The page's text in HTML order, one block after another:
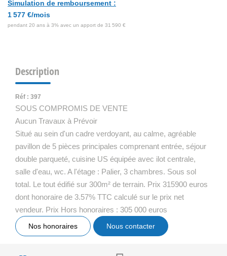
Simulation de remboursement :
1 577 €/mois
pendant 20 ans à 3% avec un apport de 31 590 €
Description
Réf : 397
SOUS COMPROMIS DE VENTE
Aucun Travaux à Prévoir
Situé au sein d'un cadre verdoyant, au calme, agréable
pavillon de 5 pièces principales comprenant entrée, séjour
double parqueté, cuisine US équipée avec ilot centrale,
salle d'eau, wc. A l'étage : Palier, 3 chambres. Sous sol
total. Le tout édifié sur 300m² de terrain. Prix 315900 euros
dont honoraire de 3.57% TTC calculé sur le prix net
vendeur. Prix Hors honoraires : 305 000 euros
Nos honoraires Nous contacter